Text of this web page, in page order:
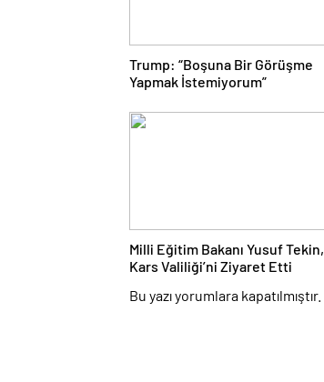
Trump: “Boşuna Bir Görüşme
Yapmak İstemiyorum”
Milli Eğitim Bakanı Yusuf Tekin,
Kars Valiliği’ni Ziyaret Etti
Bu yazı yorumlara kapatılmıştır.